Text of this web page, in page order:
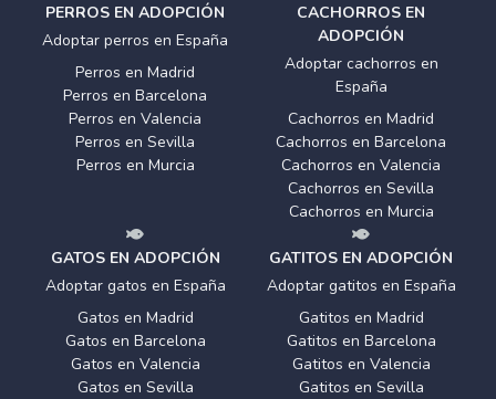
PERROS EN ADOPCIÓN
Adoptar perros en España
Perros en Madrid
Perros en Barcelona
Perros en Valencia
Perros en Sevilla
Perros en Murcia
CACHORROS EN
ADOPCIÓN
Adoptar cachorros en
España
Cachorros en Madrid
Cachorros en Barcelona
Cachorros en Valencia
Cachorros en Sevilla
Cachorros en Murcia
GATOS EN ADOPCIÓN
Adoptar gatos en España
Gatos en Madrid
Gatos en Barcelona
Gatos en Valencia
Gatos en Sevilla
GATITOS EN ADOPCIÓN
Adoptar gatitos en España
Gatitos en Madrid
Gatitos en Barcelona
Gatitos en Valencia
Gatitos en Sevilla